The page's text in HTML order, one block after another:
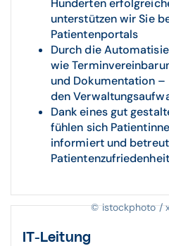
Hunderten
unterstützen wir Sie
Patientenportals
Durch die
wie
und Dokumentation
den
Dank eines gut
fühlen sich
informiert und
© istockphoto /
IT-Leitung